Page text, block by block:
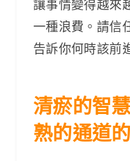
讓事情變得越來
一種浪費。請信
告訴你何時該前
清瘀的智
熟的通道